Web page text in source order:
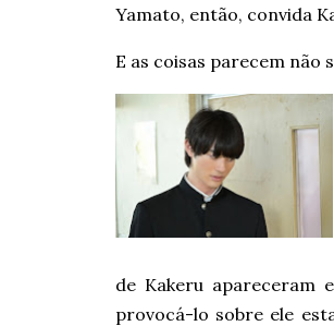
Yamato, então, convida
E as coisas parecem
de Kakeru apareceram
provocá-lo sobre ele